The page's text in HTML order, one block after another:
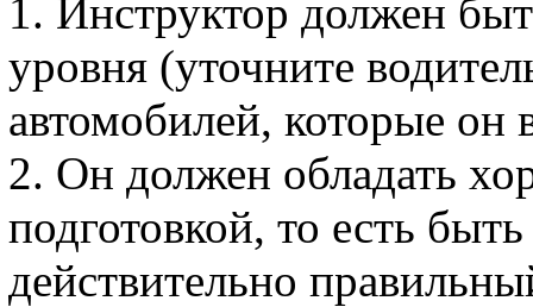
1. Инструктор должен
уровня (уточните
автомобилей, которые он
2. Он должен обладать
подготовкой, то есть
действительно